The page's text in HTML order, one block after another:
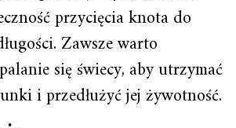
przycięcia knota do
Zawsze warto
się świecy, aby utrzymać
i przedłużyć jej żywotność.